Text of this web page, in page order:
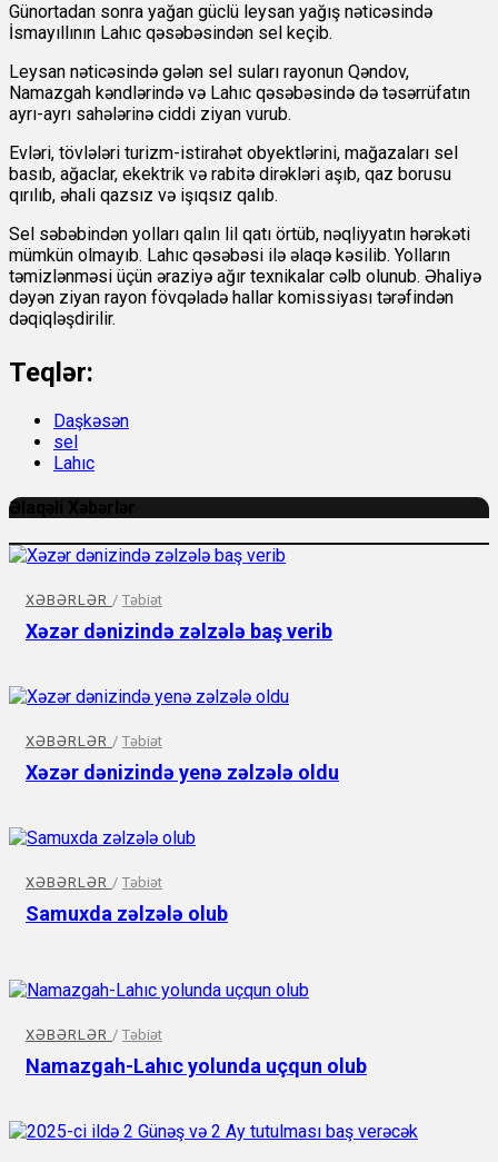
Günortadan sonra yağan güclü leysan yağış nəticəsində
İsmayıllının Lahıc qəsəbəsindən sel keçib.
Leysan nəticəsində gələn sel suları rayonun Qəndov,
Namazgah kəndlərində və Lahıc qəsəbəsində də təsərrüfatın
ayrı-ayrı sahələrinə ciddi ziyan vurub.
Evləri, tövlələri turizm-istirahət obyektlərini, mağazaları sel
basıb, ağaclar, ekektrik və rabitə dirəkləri aşıb, qaz borusu
qırılıb, əhali qazsız və işıqsız qalıb.
Sel səbəbindən yolları qalın lil qatı örtüb, nəqliyyatın hərəkəti
mümkün olmayıb. Lahıc qəsəbəsi ilə əlaqə kəsilib. Yolların
təmizlənməsi üçün əraziyə ağır texnikalar cəlb olunub. Əhaliyə
dəyən ziyan rayon fövqəladə hallar komissiyası tərəfindən
dəqiqləşdirilir.
Teqlər:
Daşkəsən
sel
Lahıc
Əlaqəli Xəbərlər
XƏBƏRLƏR / Təbiət
Xəzər dənizində zəlzələ baş verib
XƏBƏRLƏR / Təbiət
Xəzər dənizində yenə zəlzələ oldu
XƏBƏRLƏR / Təbiət
Samuxda zəlzələ olub
XƏBƏRLƏR / Təbiət
Namazgah-Lahıc yolunda uçqun olub